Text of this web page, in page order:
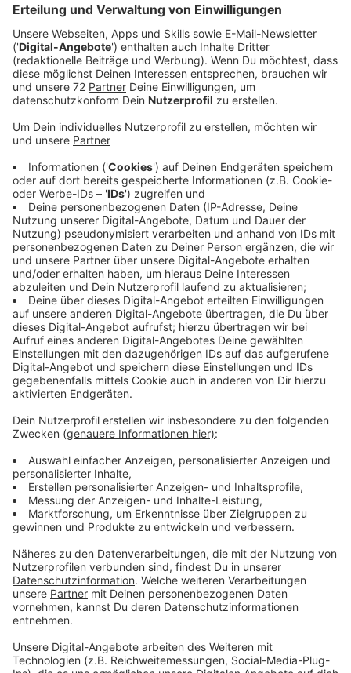
Kinder haben im Tierpark Nordhorn besonders viel zum
Knuddeln: Es gibt gleich zwei Streichelzoos. Im
Streichelzoo am Spielplatz sind Zwergziegen,
Zwergesel und die kleinsten Schafe der Welt zu
Zwergkaninchen und kleine Hühner. Im Streichelzoo am
Vechtehof warten süße Ferkel vom Bunten
Bentheimer Schwein darauf, getreichelt zu werden.
Anzeige
Bambi mal anders
Anzeige
©Franz Friehling
Anzeige
Ein besonderes Highlight die Vietnam-Sikahirsche. Die
Nordhorn gibt es Nachwuchs. Das Kälbchen sieht aus,
wie man sich ein kleines Bambi vorstellt. Und das
schöne bei den Tieren: Sie behalten die typischen
"Bambi-Flecken" ihr Leben lang.
Anzeige
Viele Tiere mehr